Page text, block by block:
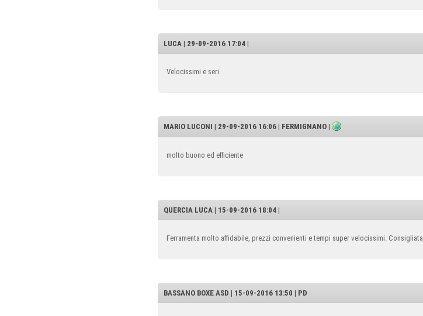
LUCA | 29-09-2016 17:04 |
Velocissimi e seri
MARIO LUCONI | 29-09-2016 16:06 | FERMIGNANO |
molto buono ed efficiente
QUERCIA LUCA | 15-09-2016 18:04 |
Ferramenta molto affidabile, prezzi convenienti e tempi super velocissimi. Consigliata
BASSANO BOXE ASD | 15-09-2016 13:50 | PD